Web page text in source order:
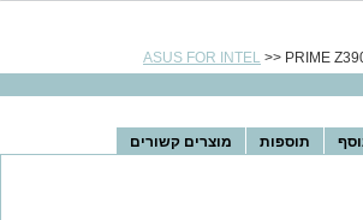
ASUS FOR INTEL >> PRIME
תוספות מוצרים קשורים